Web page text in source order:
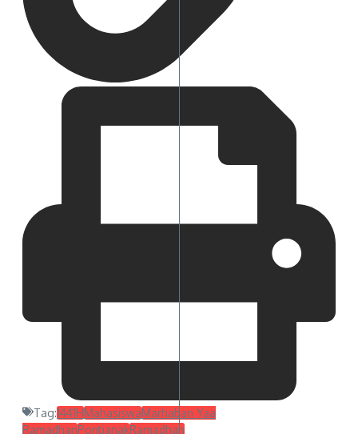
Tag:1441HMahasiswaMarhaban Yaa
RamadhanPontianakRamadhan